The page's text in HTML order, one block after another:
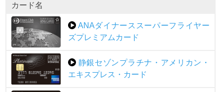
カード名
ANAダイナーススーパーフライヤー
ズプレミアムカード
静銀セゾンプラチナ・アメリカン・
エキスプレス・カード